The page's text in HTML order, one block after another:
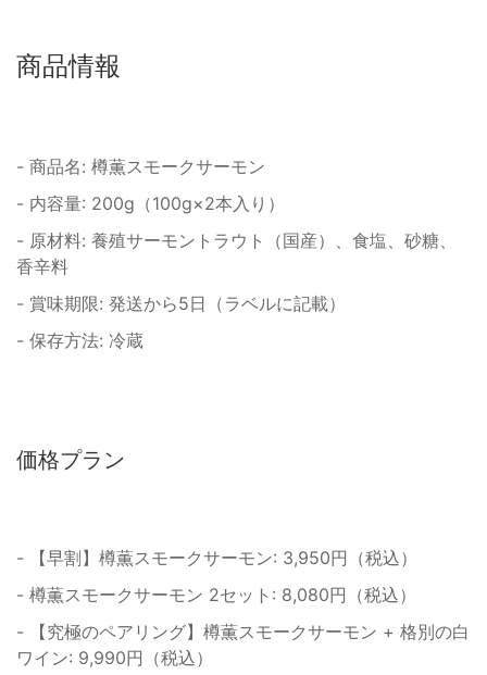
商品情報
- 商品名: 樽薫スモークサーモン
- 内容量: 200g（100g×2本入り）
- 原材料: 養殖サーモントラウト（国産）、食塩、砂糖、
香辛料
- 賞味期限: 発送から5日（ラベルに記載）
- 保存方法: 冷蔵
価格プラン
- 【早割】樽薫スモークサーモン: 3,950円（税込）
- 樽薫スモークサーモン 2セット: 8,080円（税込）
- 【究極のペアリング】樽薫スモークサーモン + 格別の白
ワイン: 9,990円（税込）